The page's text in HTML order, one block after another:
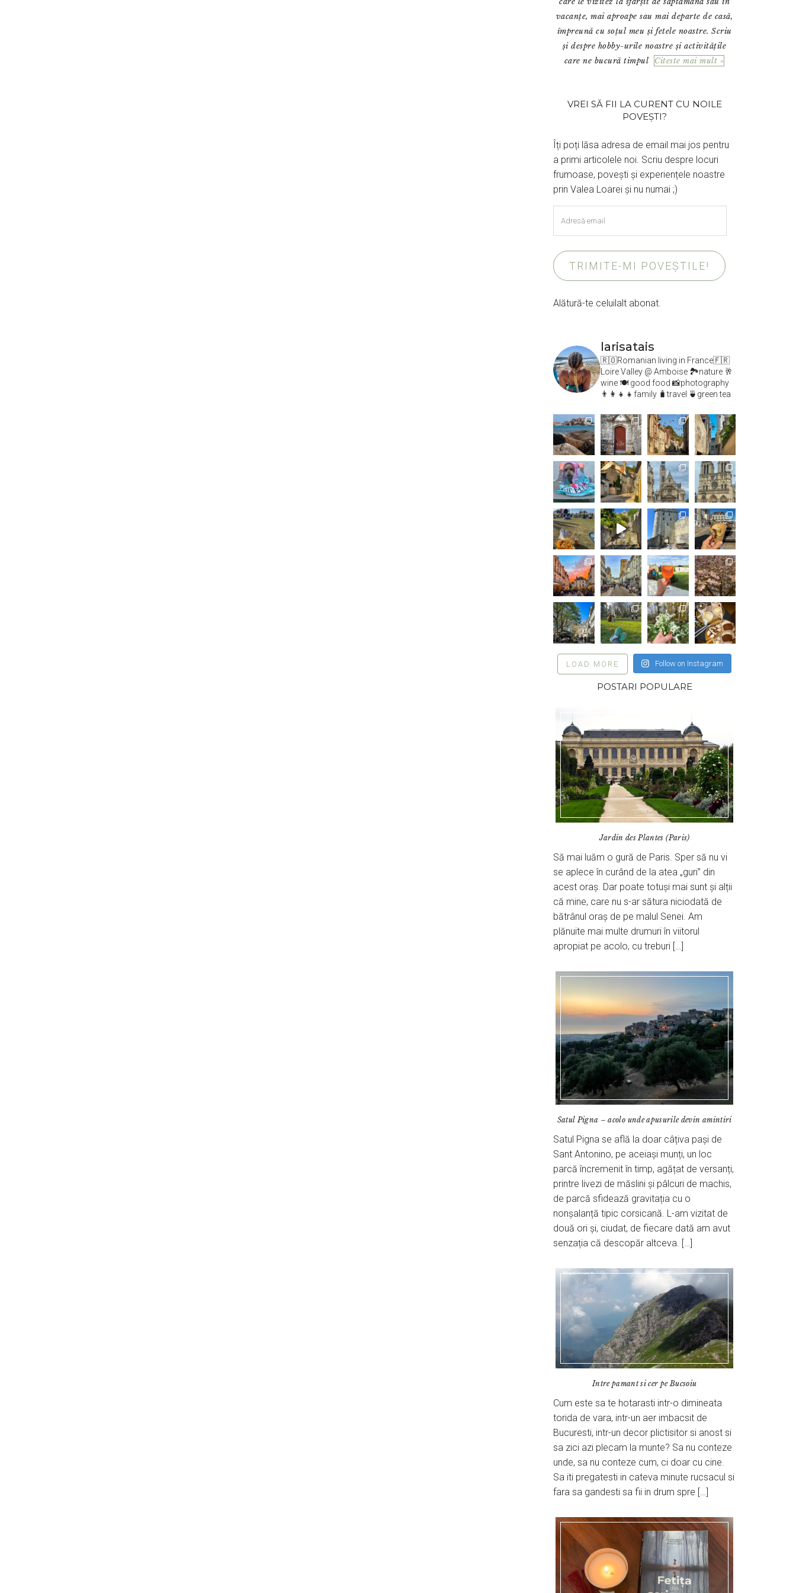
vacanțe, mai aproape sau mai departe de casă,
împreună cu soțul meu și fetele noastre. Scriu
și despre hobby-urile noastre și activitățile
care ne bucură timpul Citeste mai mult »
VREI SĂ FII LA CURENT CU NOILE
POVEȘTI?
Îți poți lăsa adresa de email mai jos pentru
a primi articolele noi. Scriu despre locuri
frumoase, povești și experiențele noastre
prin Valea Loarei și nu numai ;)
email
TRIMITE-MI POVEȘTILE!
Alătură-te celuilalt abonat.
larisatais
🇷🇴Romanian living in France🇫🇷
Loire Valley @ Amboise 🏞️nature 🥂
wine 🍽 good food 📸photography
👨‍👩‍👧‍👧family 🧳travel 🍵green tea
LOAD MORE Follow on Instagram
POSTARI POPULARE
Jardin des Plantes (Paris)
Să mai luăm o gură de Paris. Sper să nu vi
se aplece în curând de la atea „guri” din
acest oraș. Dar poate totuși mai sunt și alții
că mine, care nu s-ar sătura niciodată de
bătrânul oraș de pe malul Senei. Am
plănuite mai multe drumuri în viitorul
apropiat pe acolo, cu treburi […]
Satul Pigna – acolo unde apusurile devin amintiri
Satul Pigna se află la doar câțiva pași de
Sant Antonino, pe aceiași munți, un loc
parcă încremenit în timp, agățat de versanți,
printre livezi de măslini și pâlcuri de machis,
de parcă sfidează gravitația cu o
nonșalanță tipic corsicană. L-am vizitat de
două ori și, ciudat, de fiecare dată am avut
senzația că descopăr altceva. […]
Intre pamant si cer pe Bucsoiu
Cum este sa te hotarasti intr-o dimineata
torida de vara, intr-un aer imbacsit de
Bucuresti, intr-un decor plictisitor si anost si
sa zici azi plecam la munte? Sa nu conteze
unde, sa nu conteze cum, ci doar cu cine.
Sa iti pregatesti in cateva minute rucsacul si
fara sa gandesti sa fii in drum spre […]